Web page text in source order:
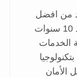
من افضل
شركات المصاعد، حيث أنها تأسست منذ 10 سنوات
الخدمات
الأمان